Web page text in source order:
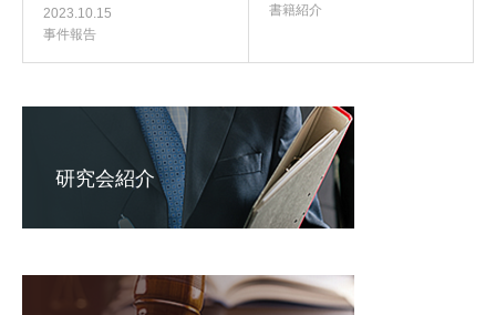
2023.10.15
事件報告
書籍紹介
研究会紹介